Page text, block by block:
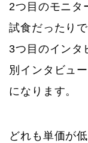
2つ目のモニタ
試食だったり
3つ目のインタ
別インタビュ
になります。
どれも単価が